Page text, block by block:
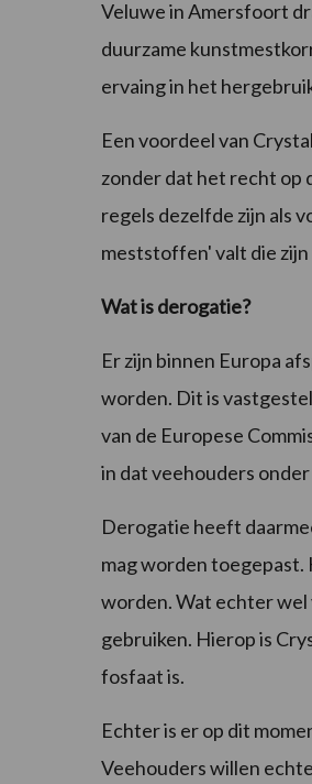
Veluwe in Amersfoort
duurzame
ervaing in het
Een voordeel van
zonder dat het recht op
regels dezelfde zijn als
meststoffen' valt die
Wat is derogatie?
Er zijn binnen Europa
worden. Dit is
van de Europese
in dat veehouders
Derogatie heeft
mag worden toegepast.
worden. Wat echter wel
gebruiken. Hierop is
fosfaat is.
Echter is er op dit
Veehouders willen